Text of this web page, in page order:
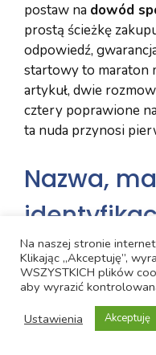
postaw na dowód
prostą ścieżkę
odpowiedź,
startowy to maraton
artykuł, dwie
cztery poprawione
ta nuda przynosi
Nazwa,
wielkiego
Nazwa nie sprzeda
Na naszej stronie
Klikając „Akceptuję”,
WSZYSTKICH plików
aby wyrazić
Ustawienia
Akceptuję